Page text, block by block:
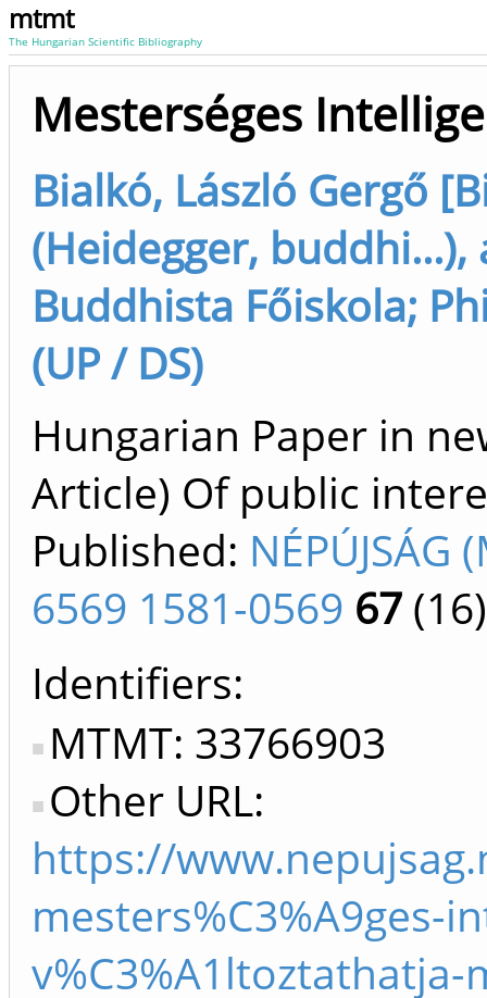
mtmt
The Hungarian Scientific Bibliography
Mesterséges
Bialkó, László Gergő
(Heidegger,
Buddhista Főiskola;
(UP / DS)
Hungarian Paper in
Article) Of public
Published: NÉPÚJSÁG
6569 1581-0569 67 (16)
Identifiers
MTMT: 33766903
Other URL:
https://
mesters%C3%A9ges-
v%C3%A1ltoztathatja-